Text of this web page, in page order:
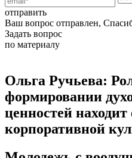
отправить
Ваш вопрос отправлен,
Задать вопрос
по материалу
Ольга Ручьева:
формировании
ценностей
корпоративной